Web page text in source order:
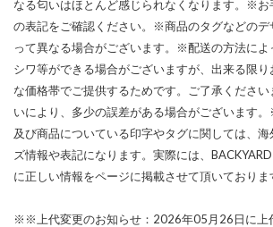
なる匂いはほとんど感じられなくなります。※お
の表記をご確認ください。※商品のタグなどのデ
って異なる場合がございます。※配送の方法に
シワ等ができる場合がございますが、出来る限
な価格帯でご提供するためです。ご了承くださ
いにより、多少の誤差がある場合がございます
及び商品についている印字やタグに関しては、
ズ情報や表記になります。実際には、
に正しい情報をページに掲載させて頂いておりま
※※上代変更のお知らせ：2026年05月26日に上